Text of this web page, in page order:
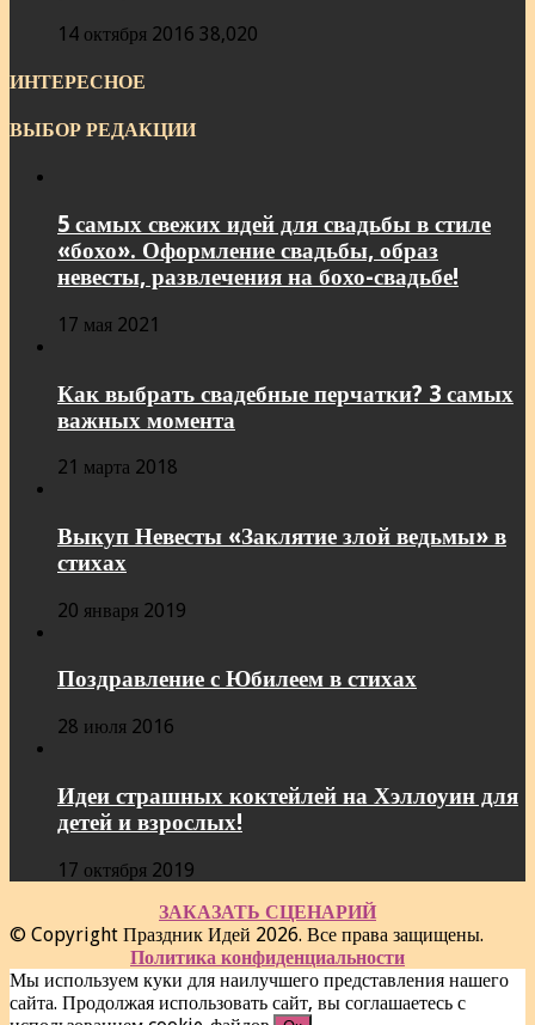
14 октября 2016 38,020
ИНТЕРЕСНОЕ
ВЫБОР РЕДАКЦИИ
5 самых свежих идей для свадьбы в стиле
«бохо». Оформление свадьбы, образ
невесты, развлечения на бохо-свадьбе!
17 мая 2021
Как выбрать свадебные перчатки? 3 самых
важных момента
21 марта 2018
Выкуп Невесты «Заклятие злой ведьмы» в
стихах
20 января 2019
Поздравление с Юбилеем в стихах
28 июля 2016
Идеи страшных коктейлей на Хэллоуин для
детей и взрослых!
17 октября 2019
ЗАКАЗАТЬ СЦЕНАРИЙ
© Copyright Праздник Идей 2026. Все права защищены.
Политика конфиденциальности
Мы используем куки для наилучшего представления нашего
сайта. Продолжая использовать сайт, вы соглашаетесь с